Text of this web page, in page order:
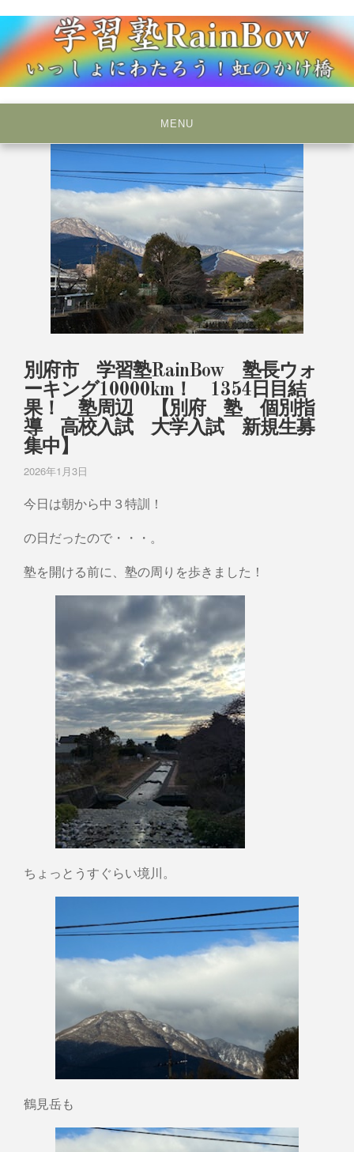
to
content
学習塾RainBow
MENU
別府市 学習塾RainBow 塾長ウォ
ーキング10000km！ 1354日目結
果！ 塾周辺 【別府 塾 個別指
導 高校入試 大学入試 新規生募
集中】
2026年1月3日
今日は朝から中３特訓！
の日だったので・・・。
塾を開ける前に、塾の周りを歩きました！
ちょっとうすぐらい境川。
鶴見岳も